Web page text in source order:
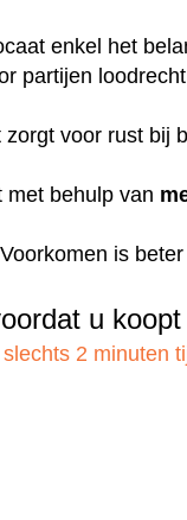
enkel het
partijen
voor rust bij
met behulp van
is
u koopt
2 minuten